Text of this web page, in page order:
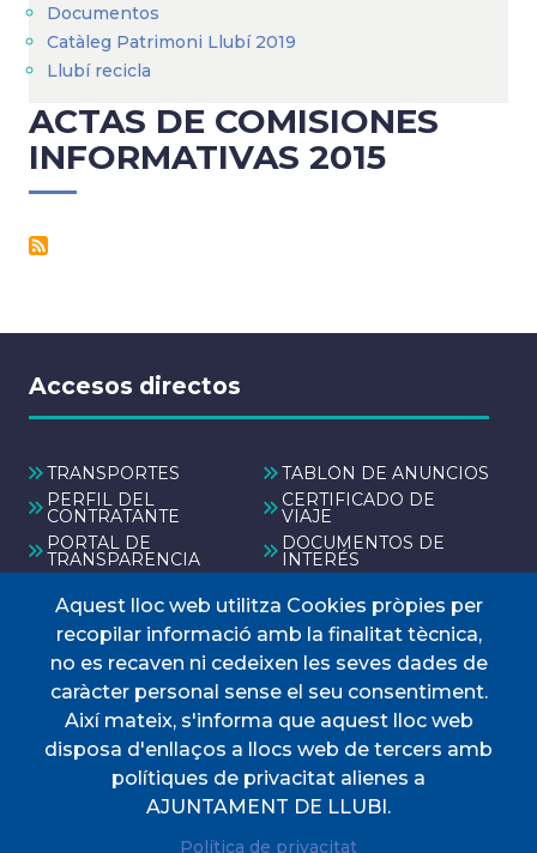
navegación
Documentos
Catàleg Patrimoni Llubí 2019
Llubí recicla
ACTAS DE COMISIONES
INFORMATIVAS 2015
Accesos directos
TRANSPORTES
TABLÓN DE ANUNCIOS
PERFIL DEL
CONTRATANTE
CERTIFICADO DE
VIAJE
PORTAL DE
TRANSPARENCIA
DOCUMENTOS DE
INTERÉS
Menú
INICIO
AYUNTAMIENTO
Nuestro municipio
SERVICIOS MUNICIPALES
TODAS LAS NOTICIAS
Aquest lloc web utilitza Cookies pròpies per
recopilar informació amb la finalitat tècnica,
no es recaven ni cedeixen les seves dades de
caràcter personal sense el seu consentiment.
Així mateix, s'informa que aquest lloc web
disposa d'enllaços a llocs web de tercers amb
polítiques de privacitat alienes a
AJUNTAMENT DE LLUBI.
Política de privacitat